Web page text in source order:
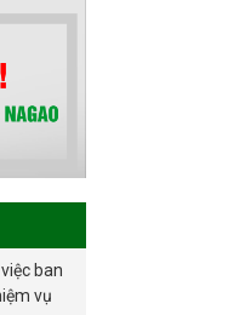
đủ
tuyển
đào
trường
năm
ban
vụ